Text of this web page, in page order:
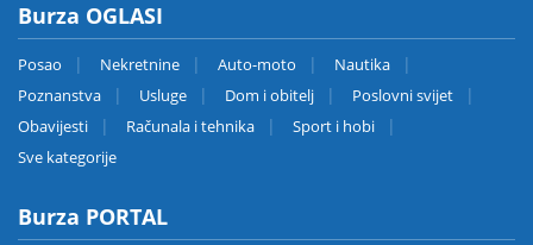
Burza OGLASI
Posao Nekretnine Auto-moto
Nautika
Poznanstva
Usluge Dom i obitelj
Poslovni svijet
Obavijesti
Računala i tehnika
Sport i hobi
Sve kategorije
Burza PORTAL